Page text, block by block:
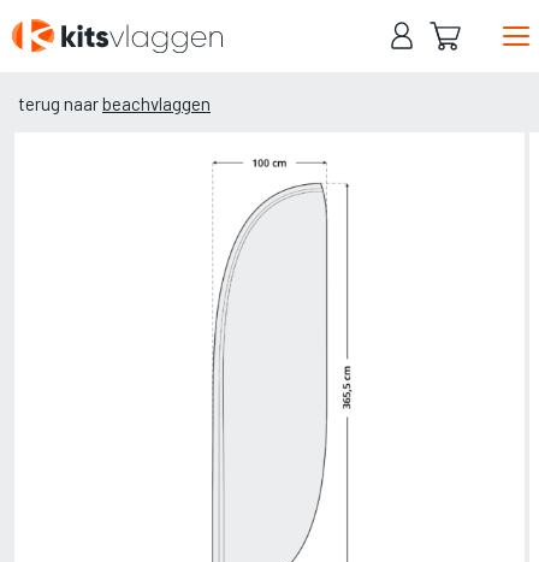
hoofdinhoud
Home
terug naarbeachvlaggen